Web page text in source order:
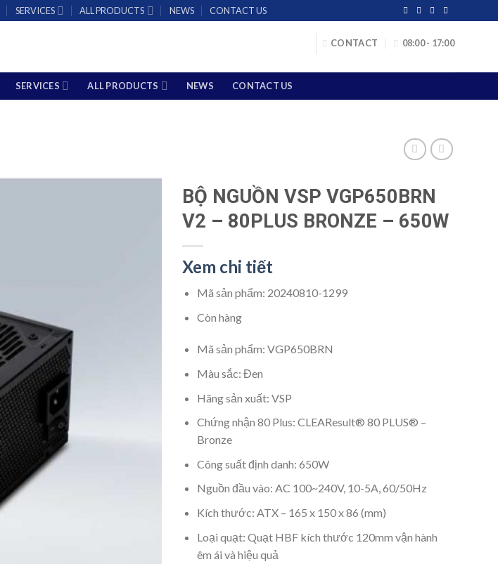
SERVICES ALL PRODUCTS NEWS CONTACT US
CONTACT 08:00 - 17:00
SERVICES ALL PRODUCTS NEWS CONTACT US
BỘ NGUỒN VSP VGP650BRN
V2 – 80PLUS BRONZE – 650W
Xem chi tiết
Mã sản phẩm: 20240810-1299
Còn hàng
Mã sản phẩm: VGP650BRN
Màu sắc: Đen
Hãng sản xuất: VSP
Chứng nhận 80 Plus: CLEAResult® 80 PLUS® –
Bronze
Công suất định danh: 650W
Nguồn đầu vào: AC 100~240V, 10-5A, 60/50Hz
Kích thước: ATX – 165 x 150 x 86 (mm)
Loại quạt: Quạt HBF kích thước 120mm vận hành
êm ái và hiệu quả